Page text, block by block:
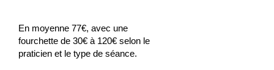
En moyenne 77€, avec une
fourchette de 30€ à 120€ selon le
praticien et le type de séance.